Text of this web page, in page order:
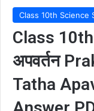
Class 10th Science
Class 10th
अपवर्तन
Tatha